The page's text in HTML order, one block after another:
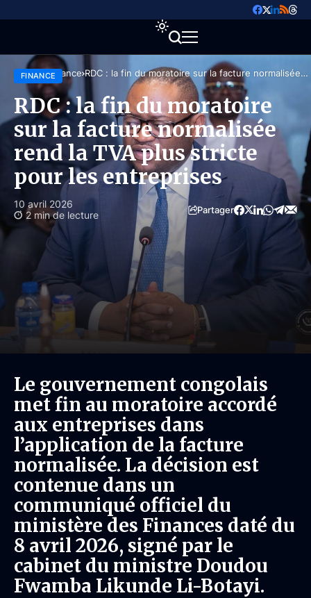
Accueil Finance RDC : la fin du moratoire sur la facture normalisée
rend la TVA plus stricte pour les entreprises
FINANCE
RDC : la fin du moratoire
sur la facture normalisée
rend la TVA plus stricte
pour les entreprises
10 avril 2026
2 min de lecture
Partager
Le gouvernement congolais
met fin au moratoire accordé
aux entreprises dans
l’application de la facture
normalisée. La décision est
contenue dans un
communiqué officiel du
ministère des Finances daté du
8 avril 2026, signé par le
cabinet du ministre Doudou
Fwamba Likunde Li-Botayi.